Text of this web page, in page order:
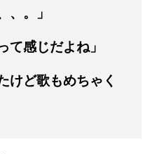
、。」
て感じだよね」
けど歌もめちゃく